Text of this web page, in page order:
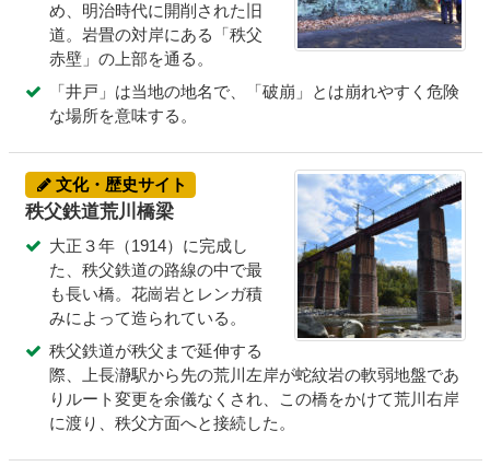
め、明治時代に開削された旧
道。岩畳の対岸にある「秩父
赤壁」の上部を通る。
「井戸」は当地の地名で、「破崩」とは崩れやすく危険
な場所を意味する。
文化・歴史サイト
秩父鉄道荒川橋梁
大正３年（1914）に完成し
た、秩父鉄道の路線の中で最
も長い橋。花崗岩とレンガ積
みによって造られている。
秩父鉄道が秩父まで延伸する
際、上長瀞駅から先の荒川左岸が蛇紋岩の軟弱地盤であ
りルート変更を余儀なくされ、この橋をかけて荒川右岸
に渡り、秩父方面へと接続した。